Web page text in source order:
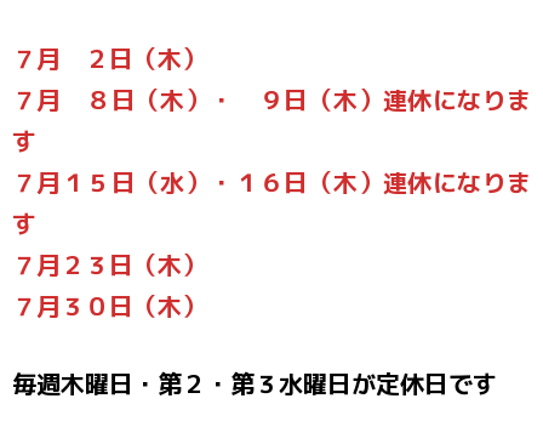
７月 ２日（木）
７月 ８日（木）・ ９日（木）連休になりま
す
７月１５日（水）・１６日（木）連休になりま
す
７月２３日（木）
７月３０日（木）
毎週木曜日・第２・第３水曜日が定休日です